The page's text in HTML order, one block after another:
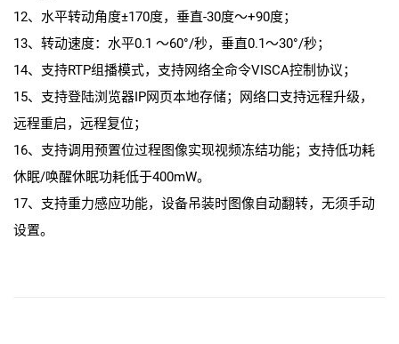
12、水平转动角度±170度，垂直-30度～+90度；
13、转动速度：水平0.1 ～60°/秒，垂直0.1～30°/秒；
14、支持RTP组播模式，支持网络全命令VISCA控制协议；
15、支持登陆浏览器IP网页本地存储；网络口支持远程升级，
远程重启，远程复位；
16、支持调用预置位过程图像实现视频冻结功能；支持低功耗
休眠/唤醒休眠功耗低于400mW。
17、支持重力感应功能，设备吊装时图像自动翻转，无须手动
设置。